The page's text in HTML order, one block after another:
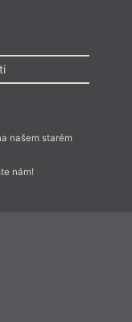
našem starém
nám!